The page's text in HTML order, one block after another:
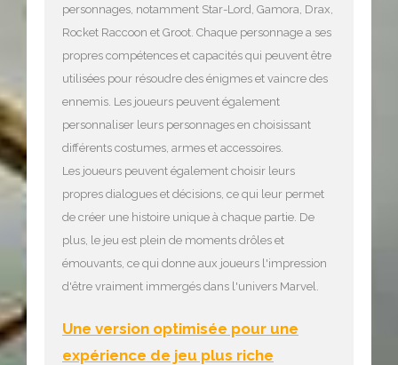
personnages, notamment Star-Lord, Gamora, Drax,
Rocket Raccoon et Groot. Chaque personnage a ses
propres compétences et capacités qui peuvent être
utilisées pour résoudre des énigmes et vaincre des
ennemis. Les joueurs peuvent également
personnaliser leurs personnages en choisissant
différents costumes, armes et accessoires.
Les joueurs peuvent également choisir leurs
propres dialogues et décisions, ce qui leur permet
de créer une histoire unique à chaque partie. De
plus, le jeu est plein de moments drôles et
émouvants, ce qui donne aux joueurs l'impression
d'être vraiment immergés dans l'univers Marvel.
Une version optimisée pour une
expérience de jeu plus riche